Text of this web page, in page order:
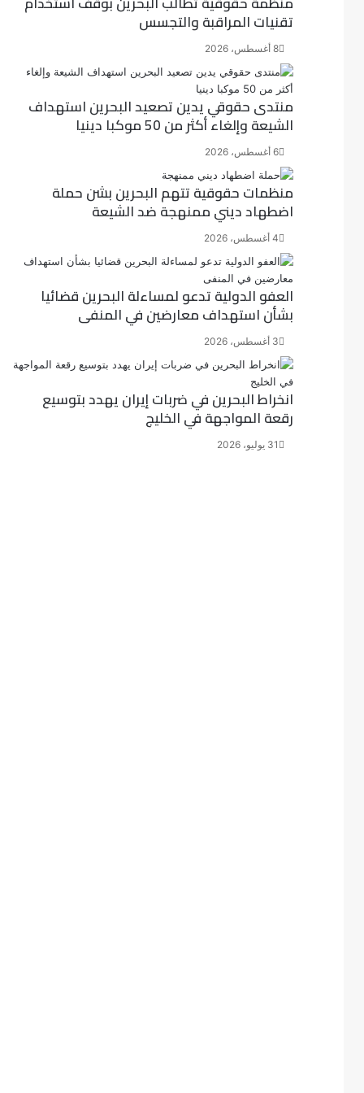
تقنيات المراقبة والتجسس
8 أغسطس، 2026
منتدى حقوقي يدين تصعيد البحرين استهداف
الشيعة وإلغاء أكثر من 50 موكبا دينيا
6 أغسطس، 2026
منظمات حقوقية تتهم البحرين بشن حملة
اضطهاد ديني ممنهجة ضد الشيعة
4 أغسطس، 2026
العفو الدولية تدعو لمساءلة البحرين قضائيا
بشأن استهداف معارضين في المنفى
3 أغسطس، 2026
انخراط البحرين في ضربات إيران يهدد بتوسيع
رقعة المواجهة في الخليج
31 يوليو، 2026